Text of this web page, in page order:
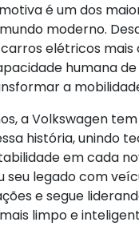
é um dos
moderno.
elétricos mais
humana de
a
a Volkswagen
história, unindo
em cada
seu legado com
e segue
limpo e